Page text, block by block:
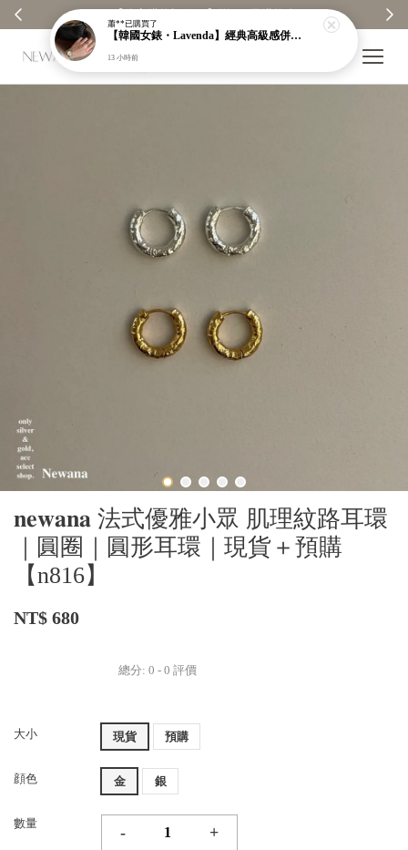
𝐧𝐞𝐰𝐚𝐧𝐚 法式優雅小眾 肌理紋路耳環
｜圓圈｜圓形耳環｜現貨＋預購
【n816】
NT$ 680
總分: 0 - 0 評價
大小 現貨 預購
顔色 金 銀
數量
- +
蕭**已購買了
【韓國女錶・Lavenda】經典高級感併接色羅馬錶｜磨砂細閃錶面｜一看就很貴【nk61】
13 小時前